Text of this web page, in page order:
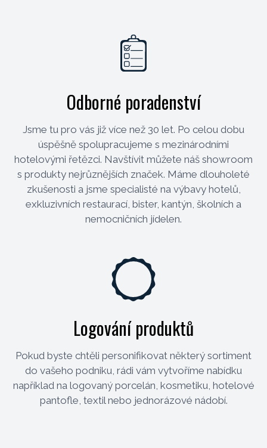
Odborné poradenství
Jsme tu pro vás již více než 30 let. Po celou dobu
úspěšně spolupracujeme s mezinárodními
hotelovými řetězci. Navštívit můžete náš showroom
s produkty nejrůznějších značek. Máme dlouholeté
zkušenosti a jsme specialisté na výbavy hotelů,
exkluzivních restaurací, bister, kantýn, školních a
nemocničních jídelen.
Logování produktů
Pokud byste chtěli personifikovat některý sortiment
do vašeho podniku, rádi vám vytvoříme nabídku
například na logovaný porcelán, kosmetiku, hotelové
pantofle, textil nebo jednorázové nádobí.